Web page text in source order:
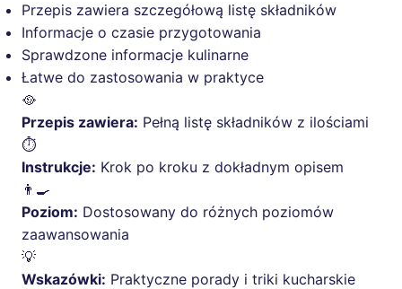
Przepis zawiera szczegółową listę składników
Informacje o czasie przygotowania
Sprawdzone informacje kulinarne
Łatwe do zastosowania w praktyce
🥘
Przepis zawiera: Pełną listę składników z ilościami
⏱️
Instrukcje: Krok po kroku z dokładnym opisem
👨‍🍳
Poziom: Dostosowany do różnych poziomów
zaawansowania
💡
Wskazówki: Praktyczne porady i triki kucharskie